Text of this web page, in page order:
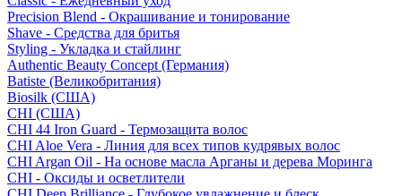
Precision Blend - Окрашивание и тонирование
Shave - Средства для бритья
Styling - Укладка и стайлинг
Authentic Beauty Concept (Германия)
Batiste (Великобритания)
Biosilk (США)
CHI (США)
CHI 44 Iron Guard - Термозащита волос
CHI Aloe Vera - Линия для всех типов кудрявых волос
CHI Argan Oil - На основе масла Арганы и дерева Моринга
CHI - Оксиды и осветлители